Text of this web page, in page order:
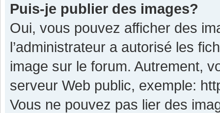
Puis-je publier des images?
Oui, vous pouvez afficher des
l’administrateur a autorisé les
image sur le forum. Autrement,
serveur Web public, exemple:
Vous ne pouvez pas lier des